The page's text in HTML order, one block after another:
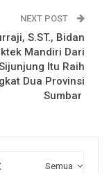
NEXT POST
S.ST., Bidan
Mandiri Dari
Itu Raih
Dua Provinsi
Sumbar
Semua